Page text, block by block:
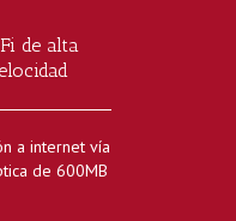
de alta
a internet vía
de 600MB